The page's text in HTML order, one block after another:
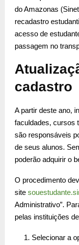
do Amazonas
recadastro
acesso de
passagem no
cadastro
A partir deste ano,
faculdades, cursos
são responsáveis
de seus alunos.
poderão adquirir o
O procedimento
site
Administrativo”.
pelas instituições
Selecionar a